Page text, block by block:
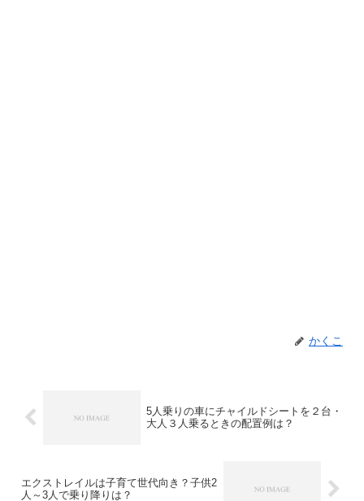
かくこ
5人乗りの車にチャイルドシートを２台・
大人３人乗るときの配置例は？
エクストレイルは子育て世代向き？子供2
人～3人で乗り降りは？